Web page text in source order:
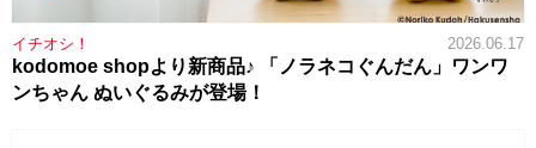
イチオシ！ 2026.06.17
kodomoe shopより新商品♪ 「ノラネコぐんだん」ワンワ
ンちゃん ぬいぐるみが登場！